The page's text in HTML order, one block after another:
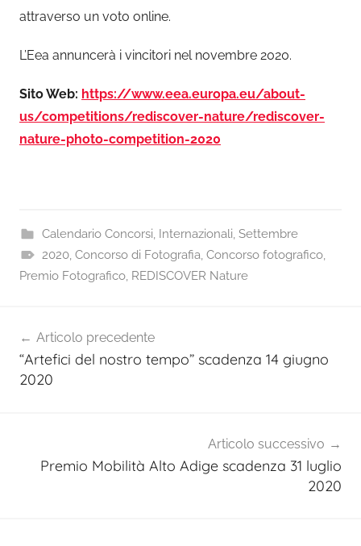
attraverso un voto online.
L’Eea annuncerà i vincitori nel novembre 2020.
Sito Web: https://www.eea.europa.eu/about-
us/competitions/rediscover-nature/rediscover-
nature-photo-competition-2020
Calendario Concorsi, Internazionali, Settembre
2020, Concorso di Fotografia, Concorso fotografico,
Premio Fotografico, REDISCOVER Nature
articoli
Articolo precedente
“Artefici del nostro tempo” scadenza 14 giugno
2020
Articolo successivo
Premio Mobilità Alto Adige scadenza 31 luglio
2020